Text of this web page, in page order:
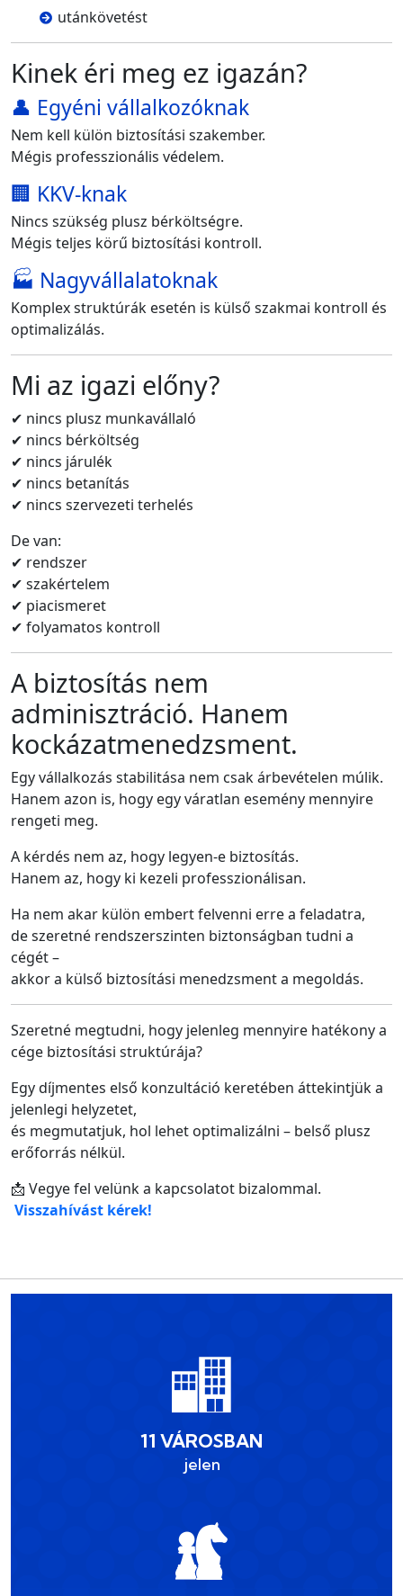
utánkövetést
Kinek éri meg ez igazán?
👤 Egyéni vállalkozóknak
Nem kell külön biztosítási szakember.
Mégis professzionális védelem.
🏢 KKV-knak
Nincs szükség plusz bérköltségre.
Mégis teljes körű biztosítási kontroll.
🏭 Nagyvállalatoknak
Komplex struktúrák esetén is külső szakmai kontroll és
optimalizálás.
Mi az igazi előny?
✔ nincs plusz munkavállaló
✔ nincs bérköltség
✔ nincs járulék
✔ nincs betanítás
✔ nincs szervezeti terhelés
De van:
✔ rendszer
✔ szakértelem
✔ piacismeret
✔ folyamatos kontroll
A biztosítás nem
adminisztráció. Hanem
kockázatmenedzsment.
Egy vállalkozás stabilitása nem csak árbevételen múlik.
Hanem azon is, hogy egy váratlan esemény mennyire
rengeti meg.
A kérdés nem az, hogy legyen-e biztosítás.
Hanem az, hogy ki kezeli professzionálisan.
Ha nem akar külön embert felvenni erre a feladatra,
de szeretné rendszerszinten biztonságban tudni a
cégét –
akkor a külső biztosítási menedzsment a megoldás.
Szeretné megtudni, hogy jelenleg mennyire hatékony a
cége biztosítási struktúrája?
Egy díjmentes első konzultáció keretében áttekintjük a
jelenlegi helyzetet,
és megmutatjuk, hol lehet optimalizálni – belső plusz
erőforrás nélkül.
📩 Vegye fel velünk a kapcsolatot bizalommal.
Visszahívást kérek!
11 VÁROSBAN
jelen